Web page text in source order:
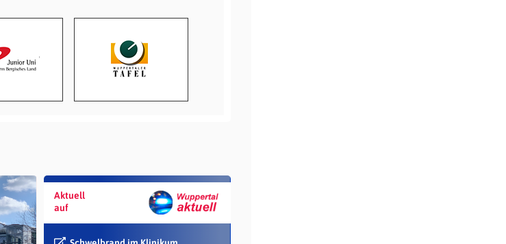
Aktuell
auf